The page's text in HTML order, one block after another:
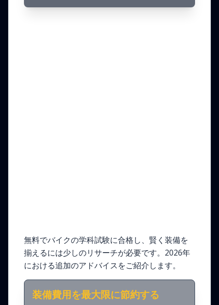
無料でバイクの学科試験に合格し、賢く装備を
揃えるには少しのリサーチが必要です。2026年
における追加のアドバイスをご紹介します。
装備費用を最大限に節約する